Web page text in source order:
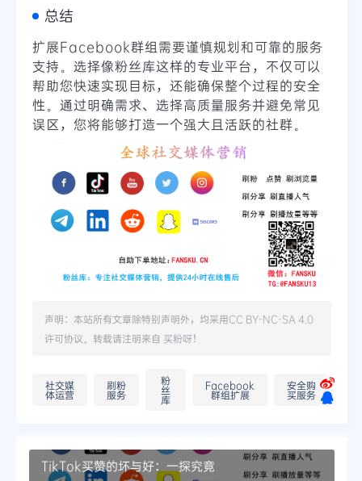
总结
扩展Facebook群组需要谨慎规划和可靠的服务
支持。选择像粉丝库这样的专业平台，不仅可以
帮助您快速实现目标，还能确保整个过程的安全
性。通过明确需求、选择高质量服务并避免常见
误区，您将能够打造一个强大且活跃的社群。
声明：本站所有文章除特别声明外，均采用CC BY-NC-SA 4.0
许可协议。转载请注明来自 买粉呀！
社交媒
体运营
刷粉
服务
粉
丝
库
Facebook
群组扩展
安全购
买服务
TikTok买赞的坏与好：一探究竟